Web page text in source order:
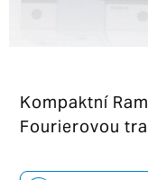
Kompaktní
Fourierovou